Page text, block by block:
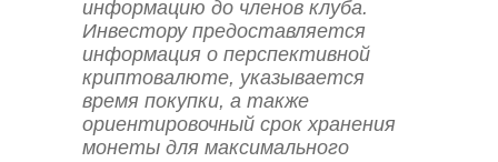
информацию до членов клуба.
Инвестору предоставляется
информация о перспективной
криптовалюте, указывается
время покупки, а также
ориентировочный срок хранения
монеты для максимального